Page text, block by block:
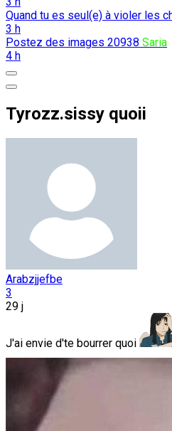
Quand tu es seul(e) à violer les
3 h
Postez des images 20938 Saria
4 h
Tyrozz.sissy quoii
Arabzjjefbe
3
29 j
J'ai envie d'te bourrer quoi